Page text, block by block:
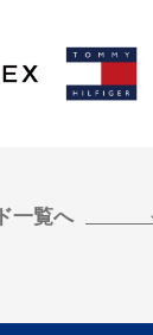
一覧へ